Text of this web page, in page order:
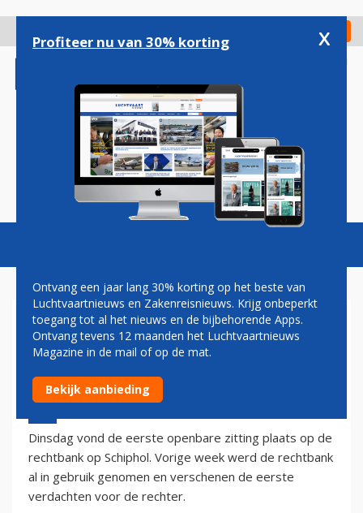
gaan
Check in
Magazine Podcasts Vacatures
EERSTE ZITTINGEN OP
RECHTBANK SCHIPHOL
14 januari 2003 - 1:00
Dinsdag vond de eerste openbare zitting plaats op de
rechtbank op Schiphol. Vorige week werd de rechtbank
al in gebruik genomen en verschenen de eerste
verdachten voor de rechter.
Profiteer nu van 30% korting x
Ontvang een jaar lang 30% korting op het beste van
Luchtvaartnieuws en Zakenreisnieuws. Krijg onbeperkt
toegang tot al het nieuws en de bijbehorende Apps.
Ontvang tevens 12 maanden het Luchtvaartnieuws
Magazine in de mail of op de mat.
Bekijk aanbieding